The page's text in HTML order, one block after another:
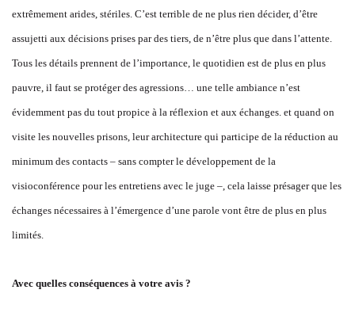
extrêmement arides, stériles. C’est terrible de ne plus rien décider, d’être
assujetti aux décisions prises par des tiers, de n’être plus que dans l’attente.
Tous les détails prennent de l’importance, le quotidien est de plus en plus
pauvre, il faut se protéger des agressions… une telle ambiance n’est
évidemment pas du tout propice à la réflexion et aux échanges. et quand on
visite les nouvelles prisons, leur architecture qui participe de la réduction au
minimum des contacts – sans compter le développement de la
visioconférence pour les entretiens avec le juge –, cela laisse présager que les
échanges nécessaires à l’émergence d’une parole vont être de plus en plus
limités.
Avec quelles conséquences à votre avis ?